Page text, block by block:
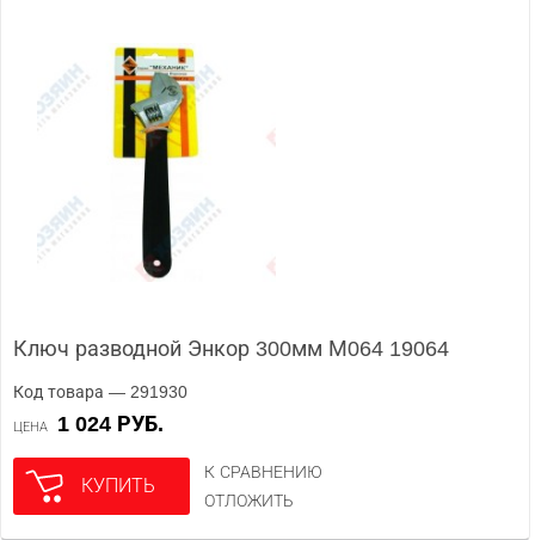
Ключ разводной Энкор 300мм М064 19064
Код товара — 291930
ЦЕНА 1 024 РУБ.
КУПИТЬ
К СРАВНЕНИЮ
ОТЛОЖИТЬ